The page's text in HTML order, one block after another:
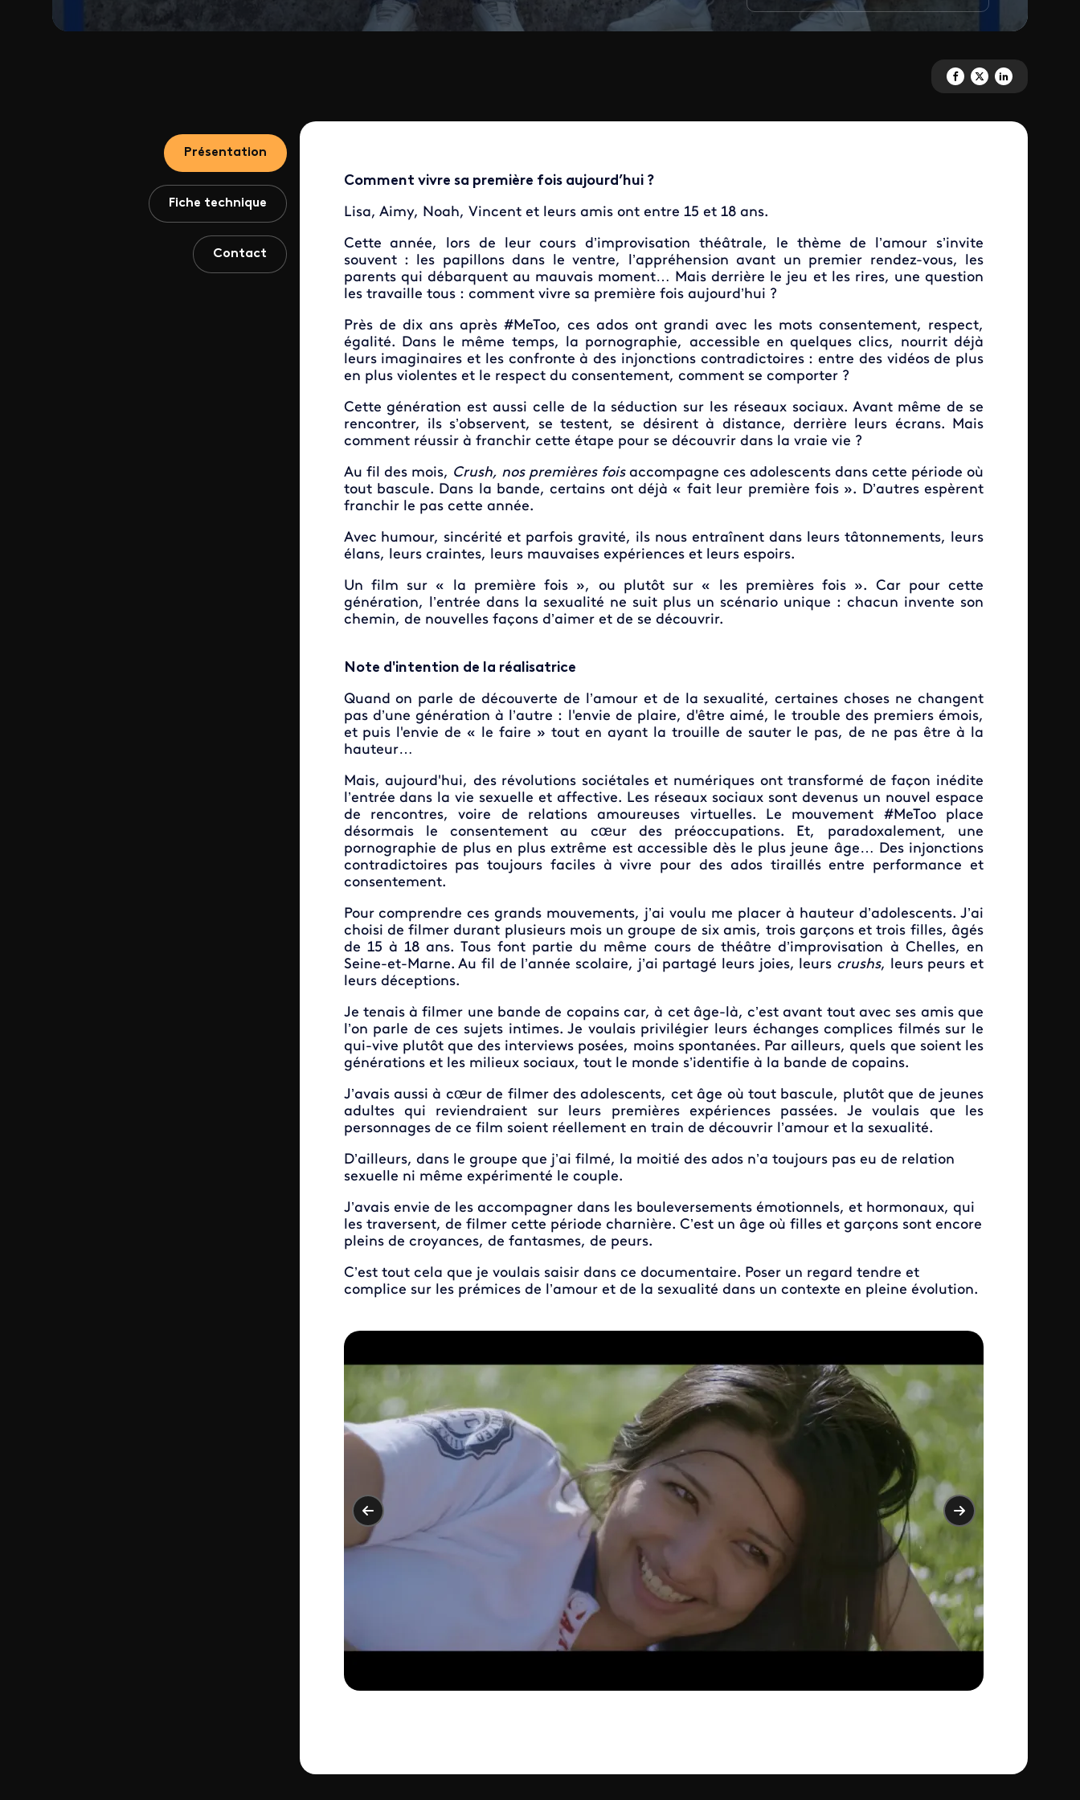
Partagez 'Crush, nos
Partagez 'Crush, nos
Partagez 'Crush,
Présentation
Fiche technique
Contact
Comment vivre sa première fois aujourd’hui ?
Lisa, Aimy, Noah, Vincent et leurs amis ont entre 15 et 18 ans.
Cette année, lors de leur cours d’improvisation théâtrale, le thème de l’amour s’invite
souvent : les papillons dans le ventre, l’appréhension avant un premier rendez-vous, les
parents qui débarquent au mauvais moment… Mais derrière le jeu et les rires, une question
les travaille tous : comment vivre sa première fois aujourd’hui ?
Près de dix ans après #MeToo, ces ados ont grandi avec les mots consentement, respect,
égalité. Dans le même temps, la pornographie, accessible en quelques clics, nourrit déjà
leurs imaginaires et les confronte à des injonctions contradictoires : entre des vidéos de plus
en plus violentes et le respect du consentement, comment se comporter ?
Cette génération est aussi celle de la séduction sur les réseaux sociaux. Avant même de se
rencontrer, ils s’observent, se testent, se désirent à distance, derrière leurs écrans. Mais
comment réussir à franchir cette étape pour se découvrir dans la vraie vie ?
Au fil des mois, Crush, nos premières foisaccompagne ces adolescents dans cette période où
tout bascule. Dans la bande, certains ont déjà « fait leur première fois ». D’autres espèrent
franchir le pas cette année.
Avec humour, sincérité et parfois gravité, ils nous entraînent dans leurs tâtonnements, leurs
élans, leurs craintes, leurs mauvaises expériences et leurs espoirs.
Un film sur « la première fois », ou plutôt sur « les premières fois ». Car pour cette
génération, l’entrée dans la sexualité ne suit plus un scénario unique : chacun invente son
chemin, de nouvelles façons d’aimer et de se découvrir.
Note d'intention de la réalisatrice
Quand on parle de découverte de l’amour et de la sexualité, certaines choses ne changent
pas d’une génération à l’autre : l'envie de plaire, d'être aimé, le trouble des premiers émois,
et puis l'envie de « le faire » tout en ayant la trouille de sauter le pas, de ne pas être à la
hauteur…
Mais, aujourd'hui, des révolutions sociétales et numériques ont transformé de façon inédite
l’entrée dans la vie sexuelle et affective. Les réseaux sociaux sont devenus un nouvel espace
de rencontres, voire de relations amoureuses virtuelles. Le mouvement #MeToo place
désormais le consentement au cœur des préoccupations. Et, paradoxalement, une
pornographie de plus en plus extrême est accessible dès le plus jeune âge… Des injonctions
contradictoires pas toujours faciles à vivre pour des ados tiraillés entre performance et
consentement.
Pour comprendre ces grands mouvements, j’ai voulu me placer à hauteur d’adolescents. J’ai
choisi de filmer durant plusieurs mois un groupe de six amis, trois garçons et trois filles, âgés
de 15 à 18 ans. Tous font partie du même cours de théâtre d’improvisation à Chelles, en
Seine-et-Marne. Au fil de l’année scolaire, j’ai partagé leurs joies, leurs crushs, leurs peurs et
leurs déceptions.
Je tenais à filmer une bande de copains car, à cet âge-là, c’est avant tout avec ses amis que
l’on parle de ces sujets intimes. Je voulais privilégier leurs échanges complices filmés sur le
qui-vive plutôt que des interviews posées, moins spontanées. Par ailleurs, quels que soient les
générations et les milieux sociaux, tout le monde s’identifie à la bande de copains.
J’avais aussi à cœur de filmer des adolescents, cet âge où tout bascule, plutôt que de jeunes
adultes qui reviendraient sur leurs premières expériences passées. Je voulais que les
personnages de ce film soient réellement en train de découvrir l’amour et la sexualité.
D’ailleurs, dans le groupe que j’ai filmé, la moitié des ados n’a toujours pas eu de relation
sexuelle ni même expérimenté le couple.
J’avais envie de les accompagner dans les bouleversements émotionnels, et hormonaux, qui
les traversent, de filmer cette période charnière. C’est un âge où filles et garçons sont encore
pleins de croyances, de fantasmes, de peurs.
C’est tout cela que je voulais saisir dans ce documentaire. Poser un regard tendre et
complice sur les prémices de l’amour et de la sexualité dans un contexte en pleine évolution.